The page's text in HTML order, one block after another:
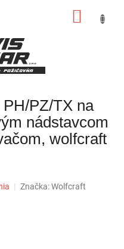
PZ/TX na
nádstavcom
wolfcraft
Značka:Wolfcraft